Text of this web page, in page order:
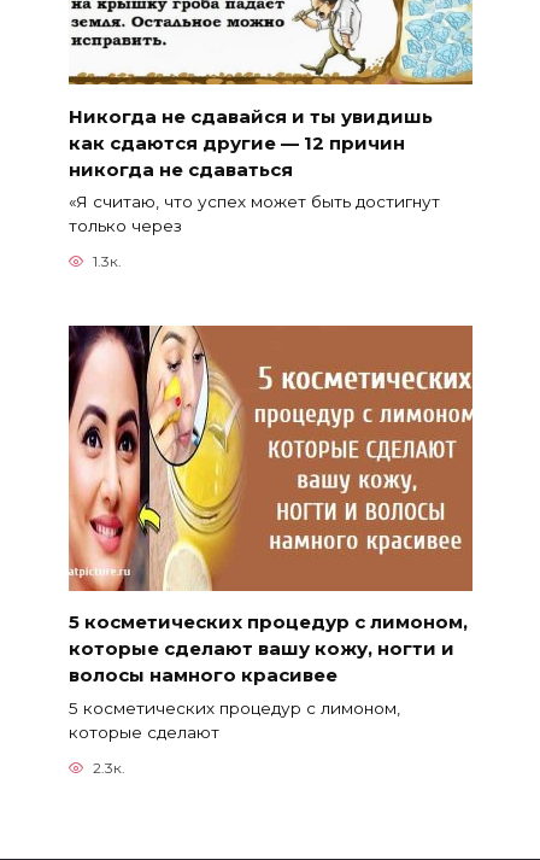
Никогда не сдавайся и ты увидишь
как сдаются другие — 12 причин
никогда не сдаваться
«Я считаю, что успех может быть достигнут
только через
1.3к.
5 косметических процедур с лимоном,
которые сделают вашу кожу, ногти и
волосы намного красивее
5 косметических процедур с лимоном,
которые сделают
2.3к.